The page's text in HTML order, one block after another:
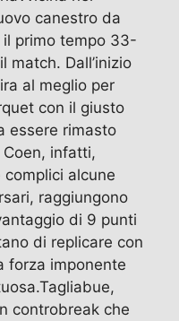
canestro da
primo tempo 33-
match. Dall’inizio
al meglio per
con il giusto
essere rimasto
infatti,
alcune
raggiungono
di 9 punti
di replicare con
forza imponente
controbreak che